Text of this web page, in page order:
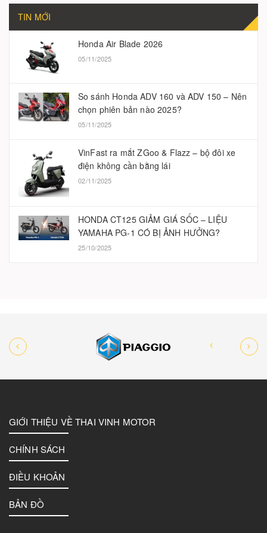
TIN MỚI
Honda Air Blade 2026
05/11/2025
So sánh Honda ADV 160 và ADV 150 – Nên
chọn phiên bản nào 2025?
05/11/2025
VinFast ra mắt ZGoo & Flazz – bộ đôi xe
điện không cần bằng lái
02/11/2025
HONDA CT125 GIẢM GIÁ SỐC – LIỆU
YAMAHA PG-1 CÓ BỊ ẢNH HƯỞNG?
25/10/2025
GIỚI THIỆU VỀ THAI VINH MOTOR
CHÍNH SÁCH
ĐIỀU KHOẢN
BẢN ĐỒ